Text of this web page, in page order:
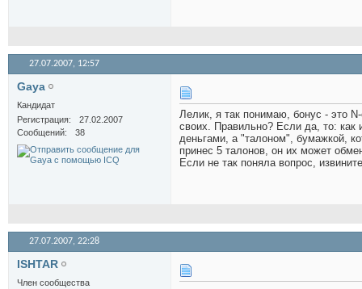
27.07.2007, 12:57
Gaya
Кандидат
Регистрация
27.02.2007
Сообщений
38
Лелик, я так понимаю, бонус - это
своих. Правильно? Если да, то: как
деньгами, а "талоном", бумажкой,
принес 5 талонов, он их может
Если не так поняла вопрос,
27.07.2007, 22:28
ISHTAR
Член сообщества